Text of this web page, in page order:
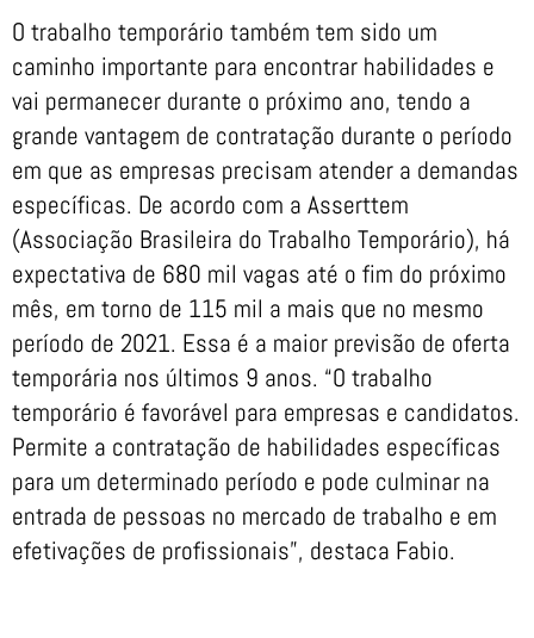
O trabalho temporário também tem sido um
caminho importante para encontrar habilidades e
vai permanecer durante o próximo ano, tendo a
grande vantagem de contratação durante o período
em que as empresas precisam atender a demandas
específicas. De acordo com a Asserttem
(Associação Brasileira do Trabalho Temporário), há
expectativa de 680 mil vagas até o fim do próximo
mês, em torno de 115 mil a mais que no mesmo
período de 2021. Essa é a maior previsão de oferta
temporária nos últimos 9 anos. “O trabalho
temporário é favorável para empresas e candidatos.
Permite a contratação de habilidades específicas
para um determinado período e pode culminar na
entrada de pessoas no mercado de trabalho e em
efetivações de profissionais”, destaca Fabio.